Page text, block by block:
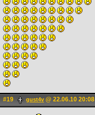
#19 gust4v @ 22.06.10 20:08